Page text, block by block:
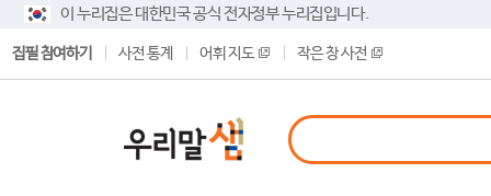
이 누리집은 대한민국 공식 전자정부 누리집입니다.
집필 참여하기 사전 통계 어휘 지도 작은 창 사전